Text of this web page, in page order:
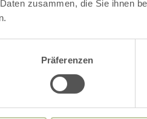
zusammen, die Sie ihnen
Präferenzen